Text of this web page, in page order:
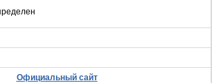
Официальный сайт